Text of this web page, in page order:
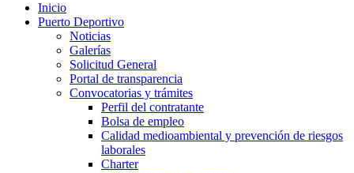
Inicio
Puerto Deportivo
Noticias
Galerías
Solicitud General
Portal de transparencia
Convocatorias y trámites
Perfil del contratante
Bolsa de empleo
Calidad medioambiental y prevención de riesgos
laborales
Charter